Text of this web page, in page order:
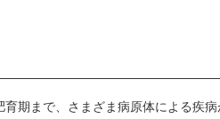
期まで、さまざま病原体による疾